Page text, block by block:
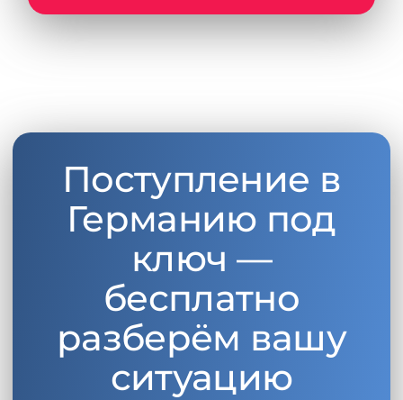
Поступление в
Германию под
ключ —
бесплатно
разберём вашу
ситуацию